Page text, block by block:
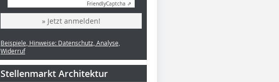
FriendlyCaptcha ⇗
» Jetzt anmelden!
Beispiele, Hinweise: Datenschutz, Analyse,
Widerruf
Stellenmarkt Architektur